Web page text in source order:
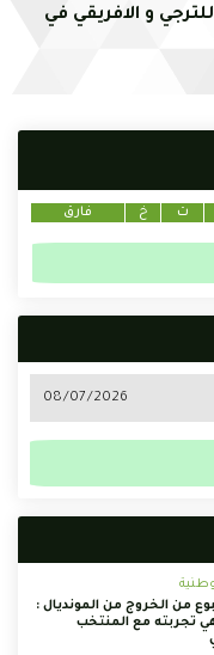
و الافريقي في
ت خ فارق
من الخروج من المونديال :
تجربته مع المنتخب